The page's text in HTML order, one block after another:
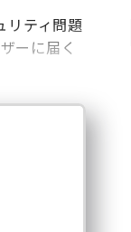
リティ問題
ーに届く